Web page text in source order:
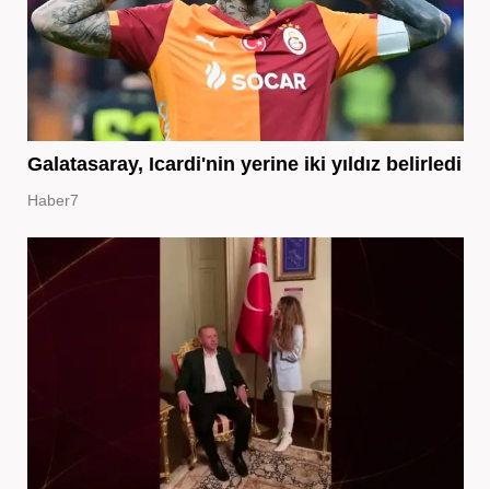
Galatasaray, Icardi'nin yerine iki yıldız belirledi
Haber7